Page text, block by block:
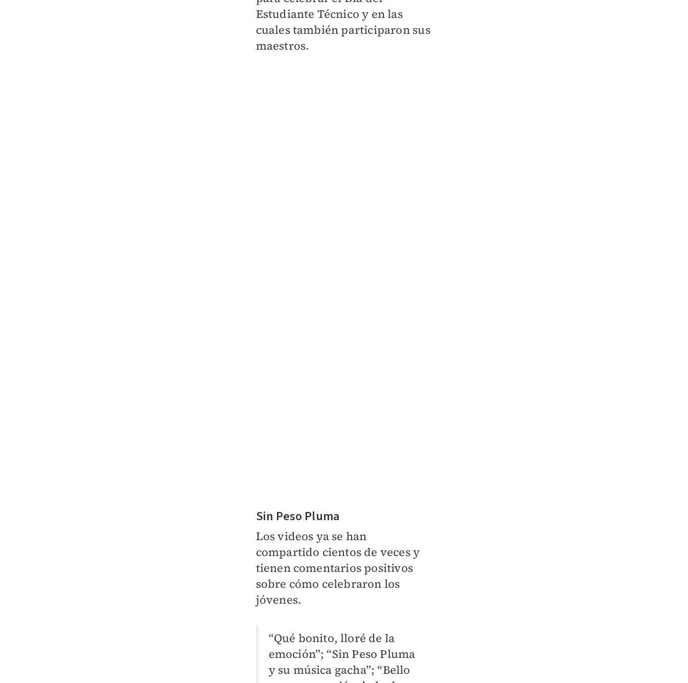
Estudiante Técnico y en las
cuales también participaron sus
maestros.
Sin Peso Pluma​
Los videos ya se han
compartido cientos de veces y
tienen comentarios positivos
sobre cómo celebraron los
jóvenes.
“Qué bonito, lloré de la
emoción”; “Sin Peso Pluma
y su música gacha”; “Bello